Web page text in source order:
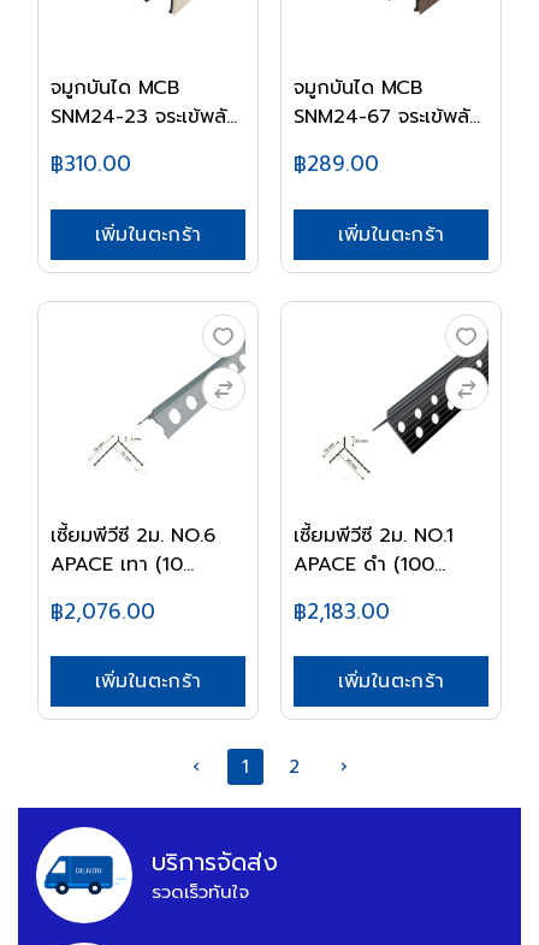
จมูกบันได MCB
SNM24-23 จระเข้พลัส
฿310.00
เพิ่มในตะกร้า
จมูกบันได MCB
SNM24-67 จระเข้พลัส
฿289.00
เพิ่มในตะกร้า
เซี้ยมพีวีซี 2ม. NO.6
APACE เทา (10...
฿2,076.00
เพิ่มในตะกร้า
เซี้ยมพีวีซี 2ม. NO.1
APACE ดำ (100...
฿2,183.00
เพิ่มในตะกร้า
‹ 1 2 ›
บริการจัดส่ง
รวดเร็วทันใจ